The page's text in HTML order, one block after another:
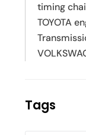
timing
TOYOTA
Tags